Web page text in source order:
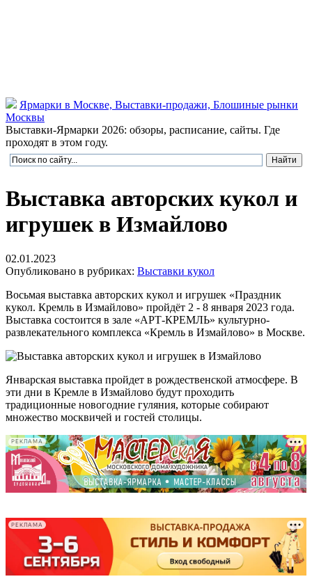
Ярмарки в Москве, Выставки-продажи, Блошиные рынки
Москвы
Выставки-Ярмарки 2026: обзоры, расписание, сайты. Где
проходят в этом году.
Выставка авторских кукол и
игрушек в Измайлово
02.01.2023
Опубликовано в рубриках: Выставки кукол
Восьмая выставка авторских кукол и игрушек «Праздник
кукол. Кремль в Измайлово» пройдёт 2 - 8 января 2023 года.
Выставка состоится в зале «АРТ-КРЕМЛЬ» культурно-
развлекательного комплекса «Кремль в Измайлово» в Москве.
Январская выставка пройдет в рождественской атмосфере. В
эти дни в Кремле в Измайлово будут проходить
традиционные новогодние гуляния, которые собирают
множество москвичей и гостей столицы.
РЕКЛАМА
РЕКЛАМА